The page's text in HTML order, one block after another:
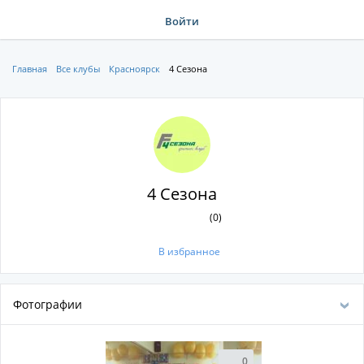
Войти
Главная Все клубы Красноярск 4 Сезона
4 Сезона
(0)
В избранное
Фотографии
0